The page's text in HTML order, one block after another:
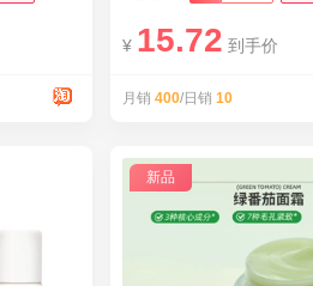
¥ 15.72 到手价
月销 400/日销 10
新品